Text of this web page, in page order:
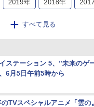
2019年 2018年 2017
2014年 2013
2004年 2003 年
すべて見る
ステーション 5、”未来のゲ
6月5日午前5時から
TVスペシャルアニメ「雲の